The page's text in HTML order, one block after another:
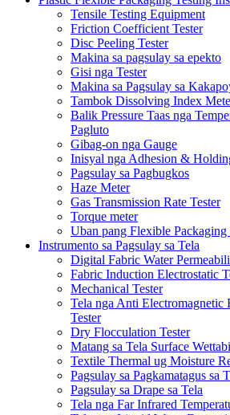
Tensile Testing Equipment
Friction Coefficient Tester
Disc Peeling Tester
Makina sa pagsulay sa epekto
Gisi nga Tester
Makina sa Pagsulay sa
Tambok Dissolving Index
Balik Pressure Taas nga
Pagluto
Gibag-on nga Gauge
Inisyal nga Adhesion &
Pagsulay sa Pagbugkos
Haze Meter
Gas Transmission Rate Tester
Torque meter
Uban pang Flexible
Instrumento sa Pagsulay sa Tela
Digital Fabric Water
Fabric Induction Electrostatic
Mechanical Tester
Tela nga Anti Electromagnetic
Tester
Dry Flocculation Tester
Matang sa Tela Surface
Textile Thermal ug Moisture
Pagsulay sa Pagkamatagus sa
Pagsulay sa Drape sa Tela
Tela nga Far Infrared